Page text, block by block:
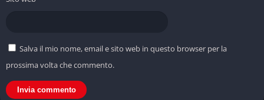
Salva il mio nome, email e sito web in questo browser per la
prossima volta che commento.